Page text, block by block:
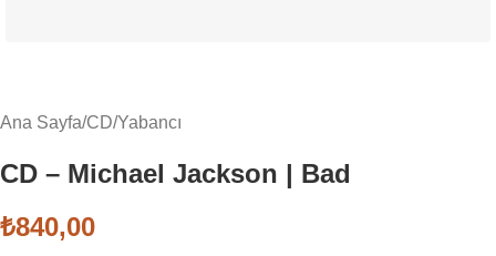
Ana Sayfa/CD/Yabancı
CD – Michael Jackson | Bad
₺840,00